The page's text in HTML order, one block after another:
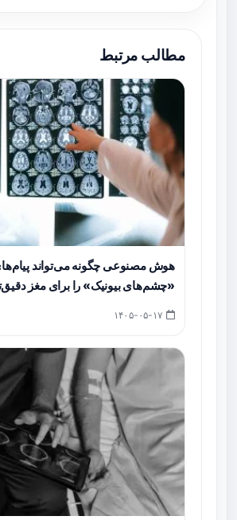
مطالب مرتبط
هوش مصنوعی چگونه می‌تواند
«چشم‌های بیونیک» را برای مغز